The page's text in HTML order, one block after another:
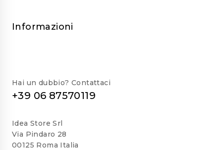
Informazioni
Hai un dubbio? Contattaci
+39 06 87570119
Idea Store Srl
Via Pindaro 28
00125 Roma Italia